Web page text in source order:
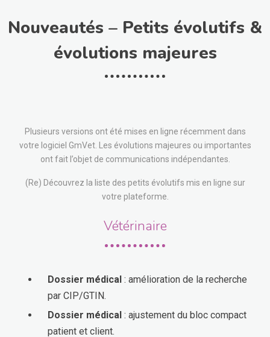
Nouveautés – Petits évolutifs &
évolutions majeures
Plusieurs versions ont été mises en ligne récemment dans
votre logiciel GmVet. Les évolutions majeures ou importantes
ont fait l’objet de communications indépendantes.
(Re) Découvrez la liste des petits évolutifs mis en ligne sur
votre plateforme.
Vétérinaire
Dossier médical : amélioration de la recherche
par CIP/GTIN.
Dossier médical : ajustement du bloc compact
patient et client.